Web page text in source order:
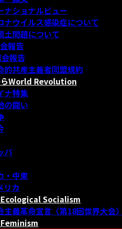
ナショナルビュー
ナウイルス感染症について
土問題について
報告
報告
的共産主義者同盟規約
World Revolution
ナ特集
の闘い
パ
・中東
リカ
Ecological Socialism
主義革命宣言〈第18回世界大会〉
Feminism